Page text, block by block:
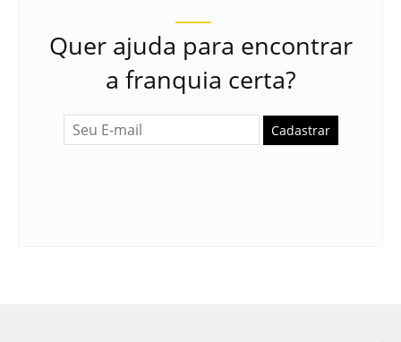
Quer ajuda para encontrar
a franquia certa?
Cadastrar